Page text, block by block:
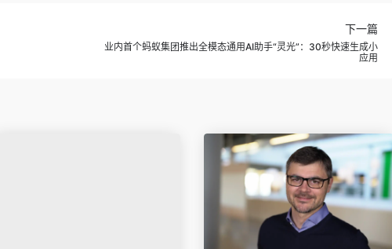
下一篇
业内首个蚂蚁集团推出全模态通用AI助手“灵光”：30秒快速生成小
应用